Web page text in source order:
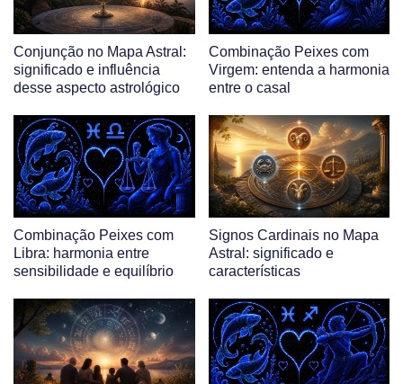
Conjunção no Mapa Astral:
significado e influência
desse aspecto astrológico
Combinação Peixes com
Virgem: entenda a harmonia
entre o casal
Combinação Peixes com
Libra: harmonia entre
sensibilidade e equilíbrio
Signos Cardinais no Mapa
Astral: significado e
características